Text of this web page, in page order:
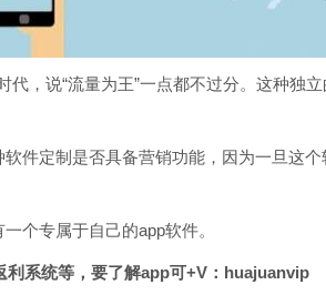
说“流量为王”一点都不过分。这种独立
定制是否具备营销功能，因为一旦这个
个专属于自己的app软件。
系统等，要了解app可+V：huajuanvip